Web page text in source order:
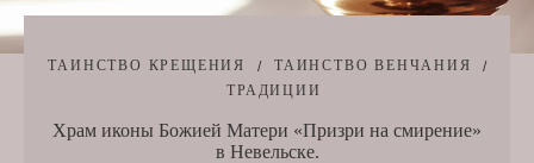
ТАИНСТВО КРЕЩЕНИЯ
ТАИНСТВО ВЕНЧАНИЯ
ТРАДИЦИИ
Храм иконы Божией Матери «Призри на смирение»
в Невельске.